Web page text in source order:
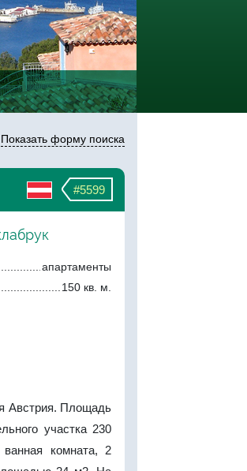
Показать форму поиска
#5599
апартаменты
150 кв. м.
Австрия. Площадь
участка 230
комната, 2